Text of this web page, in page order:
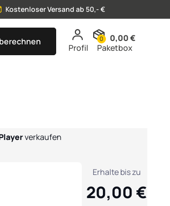
Kostenloser Versand ab 50,- €
Profil
0
0,00 €
Paketbox
verkaufen
Erhalte bis zu
20,00 €